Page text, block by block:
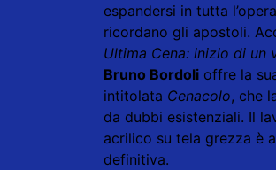
espandersi in tutta
ricordano gli apostoli.
Ultima Cena: inizio di
Bruno Bordoli offre la
intitolata Cenacolo, che
da dubbi esistenziali. Il
acrilico su tela grezza è
definitiva.